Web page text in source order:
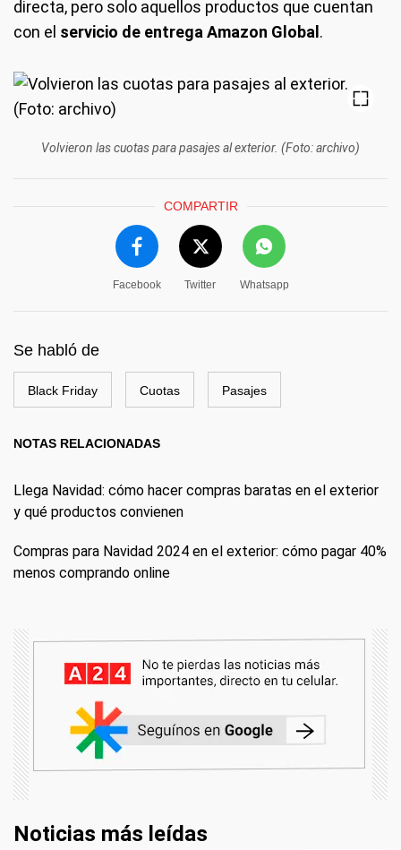
directa, pero solo aquellos productos que cuentan
con el servicio de entrega Amazon Global .
Volvieron las cuotas para pasajes al exterior. (Foto: archivo)
COMPARTIR
Facebook Twitter Whatsapp
Se habló de
Black Friday Cuotas Pasajes
NOTAS RELACIONADAS
Llega Navidad: cómo hacer compras baratas en el exterior
y qué productos convienen
Compras para Navidad 2024 en el exterior: cómo pagar 40%
menos comprando online
Noticias más leídas